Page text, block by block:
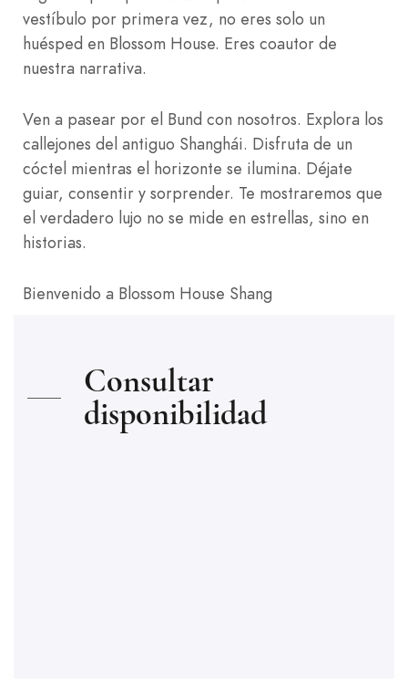
vestíbulo por primera vez, no eres solo un
huésped en Blossom House. Eres coautor de
nuestra narrativa.
Ven a pasear por el Bund con nosotros. Explora los
callejones del antiguo Shanghái. Disfruta de un
cóctel mientras el horizonte se ilumina. Déjate
guiar, consentir y sorprender. Te mostraremos que
el verdadero lujo no se mide en estrellas, sino en
historias.
Bienvenido a Blossom House Shang
Consultar
disponibilidad